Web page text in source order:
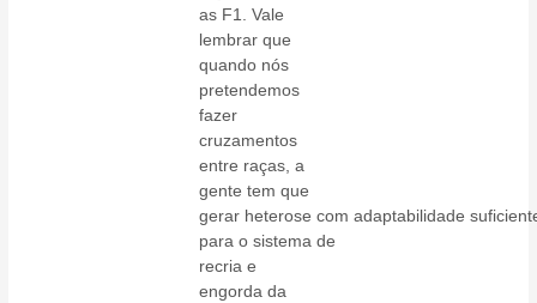
as F1. Vale
lembrar que
quando nós
pretendemos
fazer
cruzamentos
entre raças, a
gente tem que
gerar heterose com adaptabilidade
para o sistema de
recria e
engorda da